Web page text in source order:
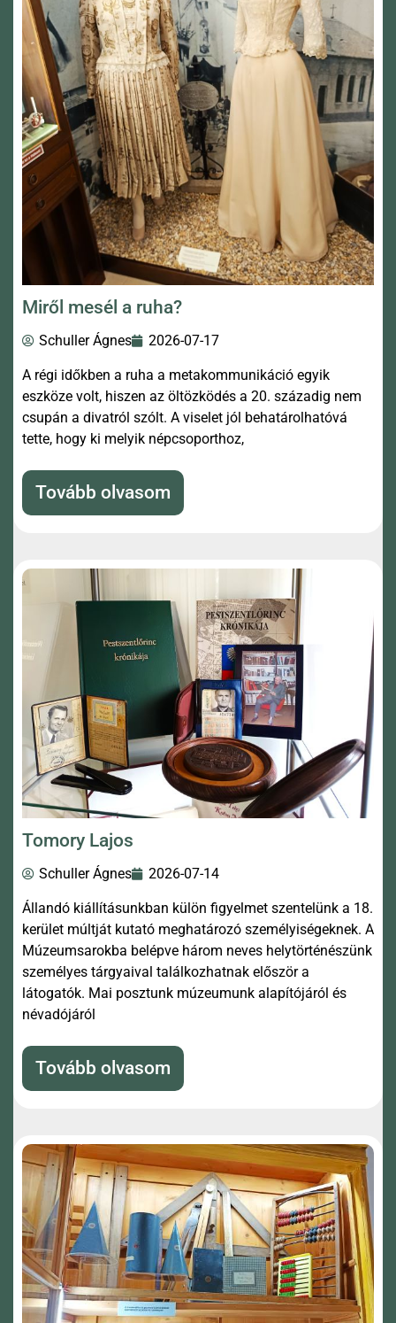
Miről mesél a ruha?
Schuller Ágnes 2026-07-17
A régi időkben a ruha a metakommunikáció egyik
eszköze volt, hiszen az öltözködés a 20. századig nem
csupán a divatról szólt. A viselet jól behatárolhatóvá
tette, hogy ki melyik népcsoporthoz,
Tovább olvasom
Tomory Lajos
Schuller Ágnes 2026-07-14
Állandó kiállításunkban külön figyelmet szentelünk a 18.
kerület múltját kutató meghatározó személyiségeknek. A
Múzeumsarokba belépve három neves helytörténészünk
személyes tárgyaival találkozhatnak először a
látogatók. Mai posztunk múzeumunk alapítójáról és
névadójáról
Tovább olvasom